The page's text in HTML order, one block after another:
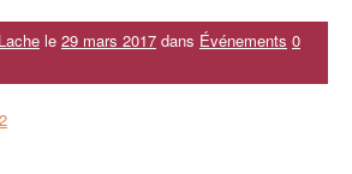
le 29 mars 2017 dans Événements 0